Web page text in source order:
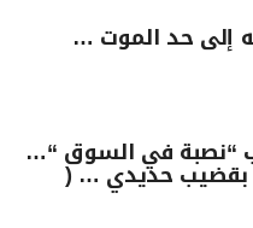
إلى حد الموت …
“نصبة في السوق “…
حديدي … (